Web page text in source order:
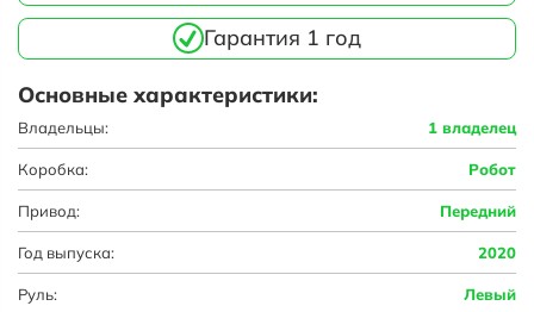
Гарантия 1 год
Основные характеристики:
Владельцы: 1 владелец
Коробка: Робот
Привод: Передний
Год выпуска: 2020
Руль: Левый